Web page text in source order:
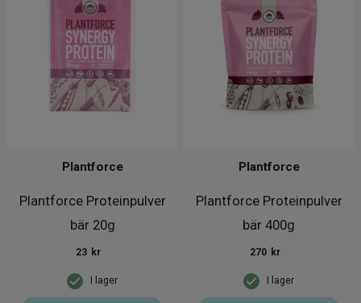
Plantforce Proteinpulver
bär 20g
Plantforce
I lager
23 kr
Plantforce Proteinpulver
bär 400g
Plantforce
I lager
270 kr